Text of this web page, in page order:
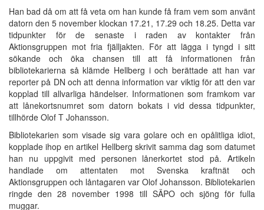
Han bad då om att få veta om han kunde få fram vem som använt
datorn den 5 november klockan 17.21, 17.29 och 18.25. Detta var
tidpunkter för de senaste i raden av kontakter från
Aktionsgruppen mot fria fjälljakten. För att lägga i tyngd i sitt
sökande och öka chansen till att få informationen från
bibliotekarierna så klämde Hellberg i och berättade att han var
reporter på DN och att denna information var viktig för att den var
kopplad till allvarliga händelser. Informationen som framkom var
att lånekortsnumret som datorn bokats i vid dessa tidpunkter,
tillhörde Olof T Johansson.
Bibliotekarien som visade sig vara golare och en opålitliga idiot,
kopplade ihop en artikel Hellberg skrivit samma dag som datumet
han nu uppgivit med personen lånerkortet stod på. Artikeln
handlade om attentaten mot Svenska kraftnät och
Aktionsgruppen och låntagaren var Olof Johansson. Bibliotekarien
ringde den 28 november 1998 till SÄPO och sjöng för fulla
muggar.